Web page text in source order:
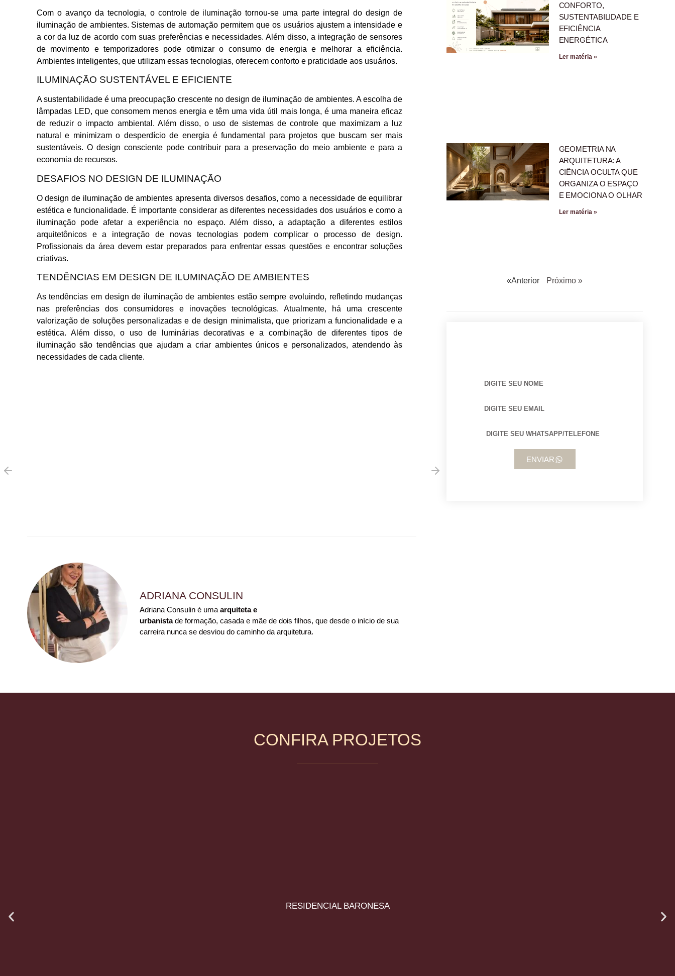
Com o avanço da tecnologia, o controle de iluminação tornou-se uma parte integral do design de
iluminação de ambientes. Sistemas de automação permitem que os usuários ajustem a intensidade e
a cor da luz de acordo com suas preferências e necessidades. Além disso, a integração de sensores
de movimento e temporizadores pode otimizar o consumo de energia e melhorar a eficiência.
Ambientes inteligentes, que utilizam essas tecnologias, oferecem conforto e praticidade aos usuários.
ILUMINAÇÃO SUSTENTÁVEL E EFICIENTE
A sustentabilidade é uma preocupação crescente no design de iluminação de ambientes. A escolha de
lâmpadas LED, que consomem menos energia e têm uma vida útil mais longa, é uma maneira eficaz
de reduzir o impacto ambiental. Além disso, o uso de sistemas de controle que maximizam a luz
natural e minimizam o desperdício de energia é fundamental para projetos que buscam ser mais
sustentáveis. O design consciente pode contribuir para a preservação do meio ambiente e para a
economia de recursos.
DESAFIOS NO DESIGN DE ILUMINAÇÃO
O design de iluminação de ambientes apresenta diversos desafios, como a necessidade de equilibrar
estética e funcionalidade. É importante considerar as diferentes necessidades dos usuários e como a
iluminação pode afetar a experiência no espaço. Além disso, a adaptação a diferentes estilos
arquitetônicos e a integração de novas tecnologias podem complicar o processo de design.
Profissionais da área devem estar preparados para enfrentar essas questões e encontrar soluções
criativas.
TENDÊNCIAS EM DESIGN DE ILUMINAÇÃO DE AMBIENTES
As tendências em design de iluminação de ambientes estão sempre evoluindo, refletindo mudanças
nas preferências dos consumidores e inovações tecnológicas. Atualmente, há uma crescente
valorização de soluções personalizadas e de design minimalista, que priorizam a funcionalidade e a
estética. Além disso, o uso de luminárias decorativas e a combinação de diferentes tipos de
iluminação são tendências que ajudam a criar ambientes únicos e personalizados, atendendo às
necessidades de cada cliente.
ADRIANA CONSULIN
Adriana Consulin é umaarquiteta e
urbanistade formação, casada e mãe de dois filhos, que desde o início de sua
carreira nunca se desviou do caminho da arquitetura.
CONFORTO,
SUSTENTABILIDADE E
EFICIÊNCIA
ENERGÉTICA
Ler matéria »
GEOMETRIA NA
ARQUITETURA: A
CIÊNCIA OCULTA QUE
ORGANIZA O ESPAÇO
E EMOCIONA O OLHAR
Ler matéria »
«Anterior Próximo »
ENVIAR
CONFIRA PROJETOS
RESIDENCIAL BARONESA